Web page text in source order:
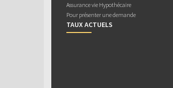
Assurance vie Hypothécaire
Pour présenter une demande
TAUX ACTUELS